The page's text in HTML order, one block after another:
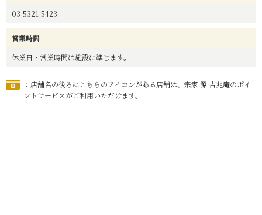
03-5321-5423
営業時間
休業日・営業時間は施設に準じます。
：店舗名の後ろにこちらのアイコンがある店舗は、宗家 源 吉兆庵のポイ
ントサービスがご利用いただけます。